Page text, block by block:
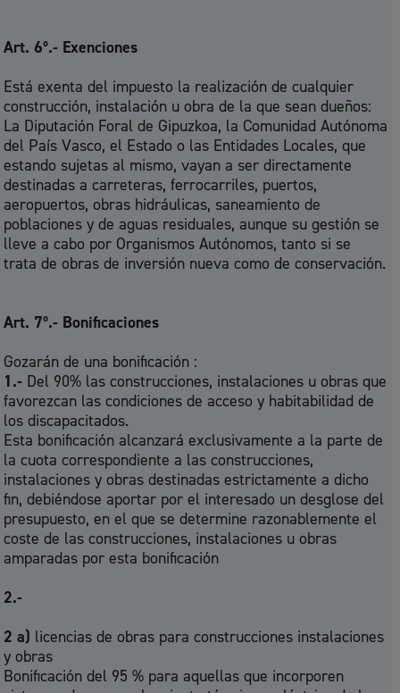
Art. 6º.- Exenciones
Está exenta del impuesto la realización de cualquier
construcción, instalación u obra de la que sean dueños:
La Diputación Foral de Gipuzkoa, la Comunidad Autónoma
del País Vasco, el Estado o las Entidades Locales, que
estando sujetas al mismo, vayan a ser directamente
destinadas a carreteras, ferrocarriles, puertos,
aeropuertos, obras hidráulicas, saneamiento de
poblaciones y de aguas residuales, aunque su gestión se
lleve a cabo por Organismos Autónomos, tanto si se
trata de obras de inversión nueva como de conservación.
Art. 7º.- Bonificaciones
Gozarán de una bonificación :
1.- Del 90% las construcciones, instalaciones u obras que
favorezcan las condiciones de acceso y habitabilidad de
los discapacitados.
Esta bonificación alcanzará exclusivamente a la parte de
la cuota correspondiente a las construcciones,
instalaciones y obras destinadas estrictamente a dicho
fin, debiéndose aportar por el interesado un desglose del
presupuesto, en el que se determine razonablemente el
coste de las construcciones, instalaciones u obras
amparadas por esta bonificación
2.-
2 a) licencias de obras para construcciones instalaciones
y obras
Bonificación del 95 % para aquellas que incorporen